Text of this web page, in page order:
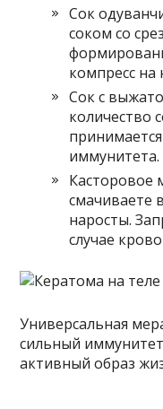
Сок
соком со
компресс на
Сок с
количество
иммунитета.
Касторовое
смачиваете
наросты.
случае
Универсальная
сильный
активный образ